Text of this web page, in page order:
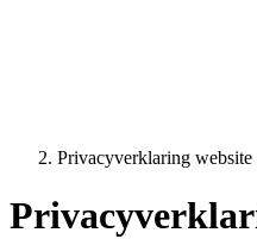
Privacyverklaring website